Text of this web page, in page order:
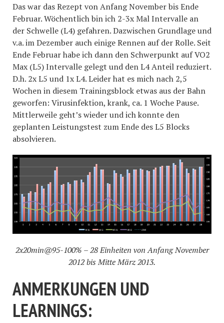
Das war das Rezept von Anfang November bis Ende
Februar. Wöchentlich bin ich 2-3x Mal Intervalle an
der Schwelle (L4) gefahren. Dazwischen Grundlage und
v.a. im Dezember auch einige Rennen auf der Rolle. Seit
Ende Februar habe ich dann den Schwerpunkt auf VO2
Max (L5) Intervalle gelegt und den L4 Anteil reduziert.
D.h. 2x L5 und 1x L4. Leider hat es mich nach 2,5
Wochen in diesem Trainingsblock etwas aus der Bahn
geworfen: Virusinfektion, krank, ca. 1 Woche Pause.
Mittlerweile geht’s wieder und ich konnte den
geplanten Leistungstest zum Ende des L5 Blocks
absolvieren.
2x20min@95-100% – 28 Einheiten von Anfang November
2012 bis Mitte März 2013.
ANMERKUNGEN UND
LEARNINGS: